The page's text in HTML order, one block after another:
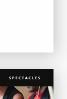
SPECTACLES